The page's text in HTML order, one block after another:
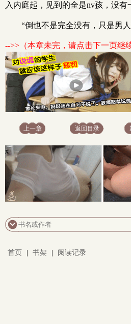
入内庭起，见到的全是nv孩，没有
“倒也不是完全没有，只是男
-->>（本章未完，请点击下一页继
x
上一章 返回目录
x
首页 书架 阅读记录